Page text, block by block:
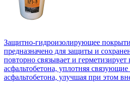
Защитно-гидроизолирующее
предназначено для защиты и
повторно связывает и герметизирует
асфальтобетона, уплотняя
асфальтобетона, улучшая при этом